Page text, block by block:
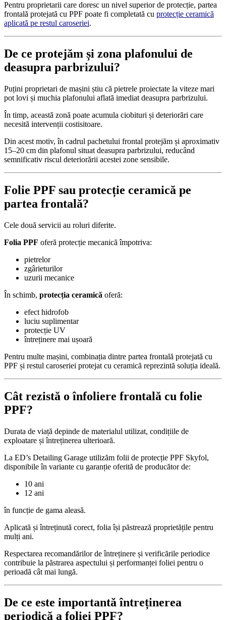
Pentru proprietarii care doresc un nivel superior de protecție, partea
frontală protejată cu PPF poate fi completată cu protecție ceramică
aplicată pe restul caroseriei.
De ce protejăm și zona plafonului de
deasupra parbrizului?
Puțini proprietari de mașini știu că pietrele proiectate la viteze mari
pot lovi și muchia plafonului aflată imediat deasupra parbrizului.
În timp, această zonă poate acumula ciobituri și deteriorări care
necesită intervenții costisitoare.
Din acest motiv, în cadrul pachetului frontal protejăm și aproximativ
15–20 cm din plafonul situat deasupra parbrizului, reducând
semnificativ riscul deteriorării acestei zone sensibile.
Folie PPF sau protecție ceramică pe
partea frontală?
Cele două servicii au roluri diferite.
Folia PPF oferă protecție mecanică împotriva:
pietrelor
zgârieturilor
uzurii mecanice
În schimb, protecția ceramică oferă:
efect hidrofob
luciu suplimentar
protecție UV
întreținere mai ușoară
Pentru multe mașini, combinația dintre partea frontală protejată cu
PPF și restul caroseriei protejat cu ceramică reprezintă soluția ideală.
Cât rezistă o înfoliere frontală cu folie
PPF?
Durata de viață depinde de materialul utilizat, condițiile de
exploatare și întreținerea ulterioară.
La ED’s Detailing Garage utilizăm folii de protecție PPF Skyfol,
disponibile în variante cu garanție oferită de producător de:
10 ani
12 ani
în funcție de gama aleasă.
Aplicată și întreținută corect, folia își păstrează proprietățile pentru
mulți ani.
Respectarea recomandărilor de întreținere și verificările periodice
contribuie la păstrarea aspectului și performanței foliei pentru o
perioadă cât mai lungă.
De ce este importantă întreținerea
periodică a foliei PPF?